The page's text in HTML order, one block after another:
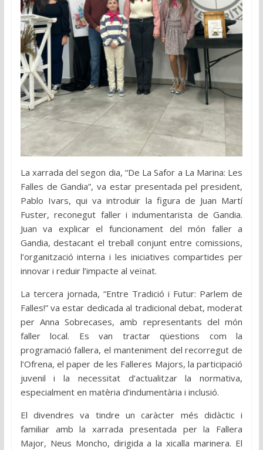
La xarrada del segon dia, “De La Safor a La Marina: Les
Falles de Gandia”, va estar presentada pel president,
Pablo Ivars, qui va introduir la figura de Juan Martí
Fuster, reconegut faller i indumentarista de Gandia.
Juan va explicar el funcionament del món faller a
Gandia, destacant el treball conjunt entre comissions,
l’organització interna i les iniciatives compartides per
innovar i reduir l’impacte al veïnat.
La tercera jornada, “Entre Tradició i Futur: Parlem de
Falles!” va estar dedicada al tradicional debat, moderat
per Anna Sobrecases, amb representants del món
faller local. Es van tractar qüestions com la
programació fallera, el manteniment del recorregut de
l’Ofrena, el paper de les Falleres Majors, la participació
juvenil i la necessitat d’actualitzar la normativa,
especialment en matèria d’indumentària i inclusió.
El divendres va tindre un caràcter més didàctic i
familiar amb la xarrada presentada per la Fallera
Major, Neus Moncho, dirigida a la xicalla marinera. El